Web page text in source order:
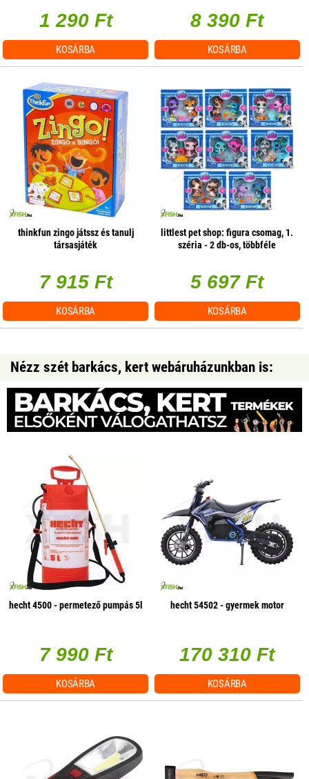
1 290 Ft
KOSÁRBA
8 390 Ft
KOSÁRBA
thinkfun zingo játssz és tanulj
társasjáték
7 915 Ft
KOSÁRBA
littlest pet shop: figura csomag, 1.
széria - 2 db-os, többféle
5 697 Ft
KOSÁRBA
Nézz szét barkács, kert webáruházunkban is:
hecht 4500 - permetező pumpás 5l
7 990 Ft
KOSÁRBA
hecht 54502 - gyermek motor
170 310 Ft
KOSÁRBA